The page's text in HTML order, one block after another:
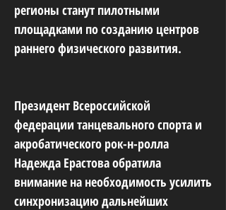
регионы станут пилотными
площадками по созданию центров
раннего физического развития.
Президент Всероссийской
федерации танцевального спорта и
акробатического рок-н-ролла
Надежда Ерастова обратила
внимание на необходимость усилить
синхронизацию дальнейших